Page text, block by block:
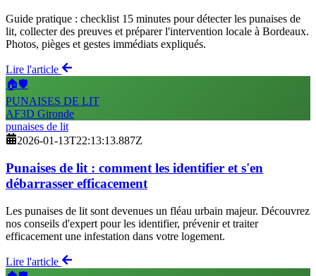
Guide pratique : checklist 15 minutes pour détecter les punaises de
lit, collecter des preuves et préparer l'intervention locale à Bordeaux.
Photos, pièges et gestes immédiats expliqués.
Lire l'article
🏠🛡️
PUNAISES DE LIT
AF3D Gironde
punaises de lit
2026-01-13T22:13:13.887Z
Punaises de lit : comment les identifier et s'en
débarrasser efficacement
Les punaises de lit sont devenues un fléau urbain majeur. Découvrez
nos conseils d'expert pour les identifier, prévenir et traiter
efficacement une infestation dans votre logement.
Lire l'article